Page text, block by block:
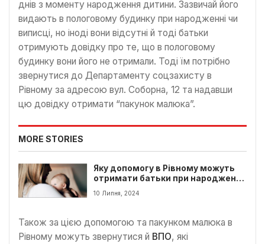
днів з моменту народження дитини. Зазвичай його
видають в пологовому будинку при народженні чи
виписці, но іноді вони відсутні й тоді батьки
отримують довідку про те, що в пологовому
будинку вони його не отримали. Тоді їм потрібно
звернутися до Департаменту соцзахисту в
Рівному за адресою вул. Соборна, 12 та надавши
цю довідку отримати “пакунок малюка”.
MORE STORIES
Яку допомогу в Рівному можуть
отримати батьки при народженні
дитини
10 Липня, 2024
Також за цією допомогою та пакунком малюка в
Рівному можуть звернутися й ВПО, які